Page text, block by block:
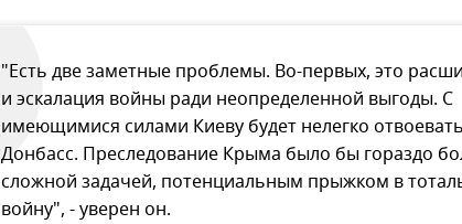
"Есть две заметные проблемы. Во-первых, это
и эскалация войны ради неопределенной выгоды. С
имеющимися силами Киеву будет нелегко
Донбасс. Преследование Крыма было бы гораздо
сложной задачей, потенциальным прыжком в
войну", - уверен он.